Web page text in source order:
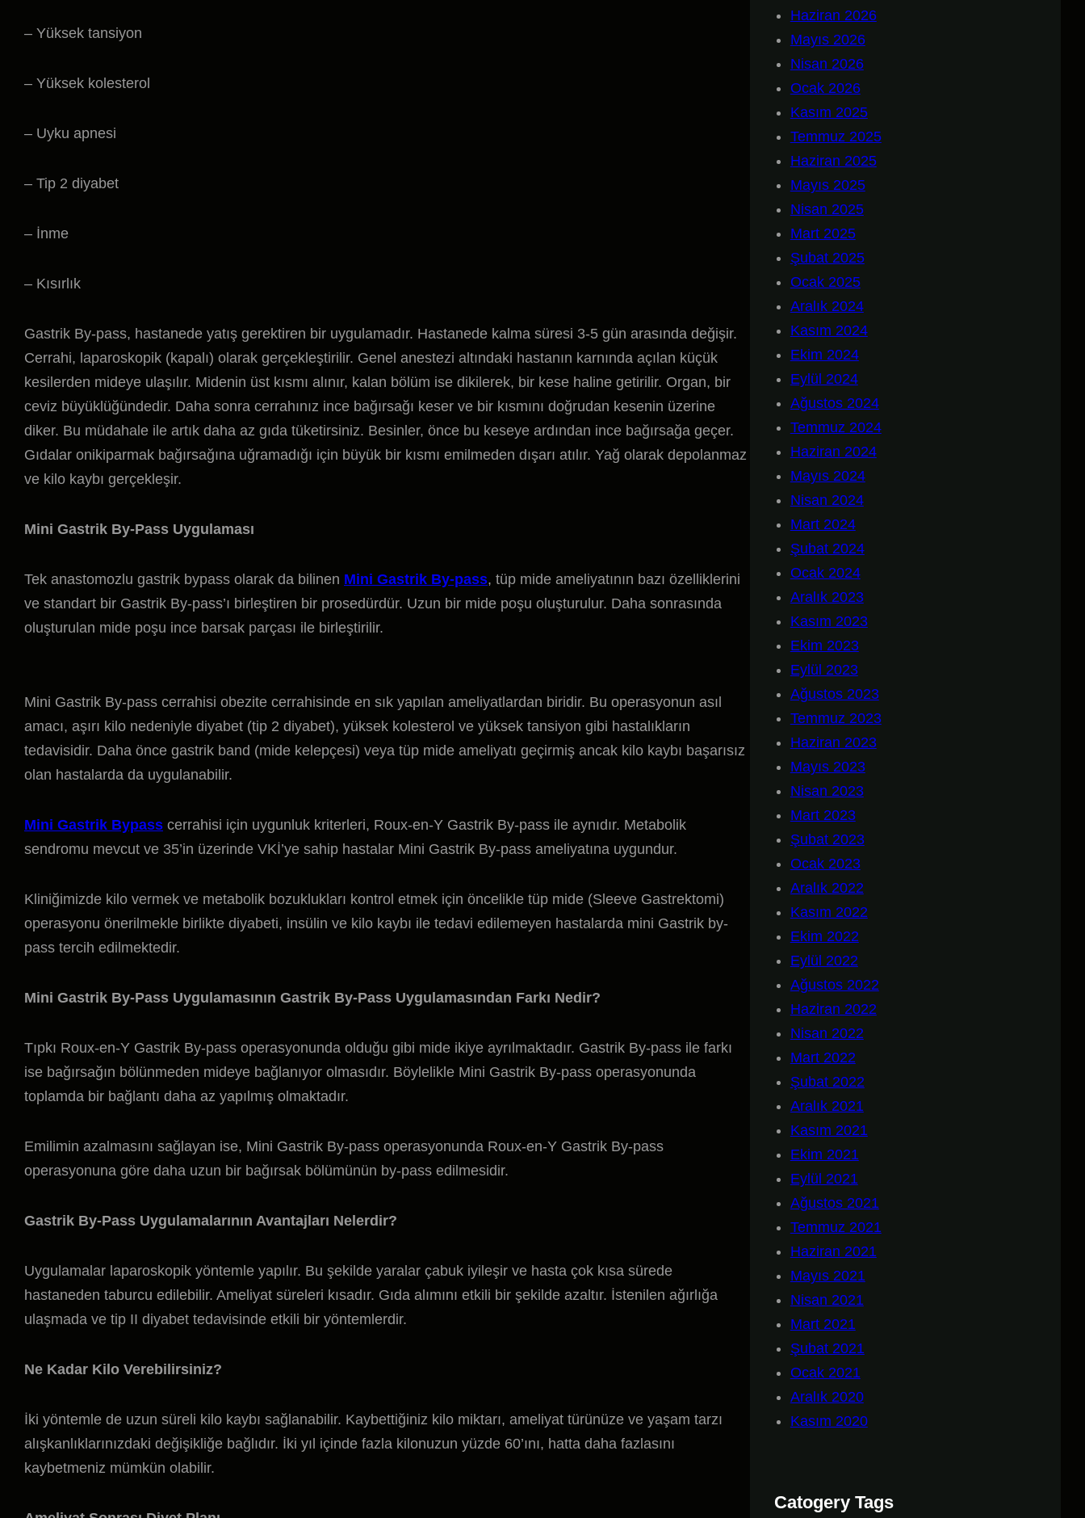
– Yüksek tansiyon
– Yüksek kolesterol
– Uyku apnesi
– Tip 2 diyabet
– İnme
– Kısırlık
Gastrik By-pass, hastanede yatış gerektiren bir uygulamadır. Hastanede kalma süresi 3-5 gün arasında değişir.
Cerrahi, laparoskopik (kapalı) olarak gerçekleştirilir. Genel anestezi altındaki hastanın karnında açılan küçük
kesilerden mideye ulaşılır. Midenin üst kısmı alınır, kalan bölüm ise dikilerek, bir kese haline getirilir. Organ, bir
ceviz büyüklüğündedir. Daha sonra cerrahınız ince bağırsağı keser ve bir kısmını doğrudan kesenin üzerine
diker. Bu müdahale ile artık daha az gıda tüketirsiniz. Besinler, önce bu keseye ardından ince bağırsağa geçer.
Gıdalar onikiparmak bağırsağına uğramadığı için büyük bir kısmı emilmeden dışarı atılır. Yağ olarak depolanmaz
ve kilo kaybı gerçekleşir.
Mini Gastrik By-Pass Uygulaması
Tek anastomozlu gastrik bypass olarak da bilinen Mini Gastrik By-pass, tüp mide ameliyatının bazı özelliklerini
ve standart bir Gastrik By-pass’ı birleştiren bir prosedürdür. Uzun bir mide poşu oluşturulur. Daha sonrasında
oluşturulan mide poşu ince barsak parçası ile birleştirilir.
Mini Gastrik By-pass cerrahisi obezite cerrahisinde en sık yapılan ameliyatlardan biridir. Bu operasyonun asıl
amacı, aşırı kilo nedeniyle diyabet (tip 2 diyabet), yüksek kolesterol ve yüksek tansiyon gibi hastalıkların
tedavisidir. Daha önce gastrik band (mide kelepçesi) veya tüp mide ameliyatı geçirmiş ancak kilo kaybı başarısız
olan hastalarda da uygulanabilir.
Mini Gastrik Bypass cerrahisi için uygunluk kriterleri, Roux-en-Y Gastrik By-pass ile aynıdır. Metabolik
sendromu mevcut ve 35’in üzerinde VKİ’ye sahip hastalar Mini Gastrik By-pass ameliyatına uygundur.
Kliniğimizde kilo vermek ve metabolik bozuklukları kontrol etmek için öncelikle tüp mide (Sleeve Gastrektomi)
operasyonu önerilmekle birlikte diyabeti, insülin ve kilo kaybı ile tedavi edilemeyen hastalarda mini Gastrik by-
pass tercih edilmektedir.
Mini Gastrik By-Pass Uygulamasının Gastrik By-Pass Uygulamasından Farkı Nedir?
Tıpkı Roux-en-Y Gastrik By-pass operasyonunda olduğu gibi mide ikiye ayrılmaktadır. Gastrik By-pass ile farkı
ise bağırsağın bölünmeden mideye bağlanıyor olmasıdır. Böylelikle Mini Gastrik By-pass operasyonunda
toplamda bir bağlantı daha az yapılmış olmaktadır.
Emilimin azalmasını sağlayan ise, Mini Gastrik By-pass operasyonunda Roux-en-Y Gastrik By-pass
operasyonuna göre daha uzun bir bağırsak bölümünün by-pass edilmesidir.
Gastrik By-Pass Uygulamalarının Avantajları Nelerdir?
Uygulamalar laparoskopik yöntemle yapılır. Bu şekilde yaralar çabuk iyileşir ve hasta çok kısa sürede
hastaneden taburcu edilebilir. Ameliyat süreleri kısadır. Gıda alımını etkili bir şekilde azaltır. İstenilen ağırlığa
ulaşmada ve tip II diyabet tedavisinde etkili bir yöntemlerdir.
Ne Kadar Kilo Verebilirsiniz?
İki yöntemle de uzun süreli kilo kaybı sağlanabilir. Kaybettiğiniz kilo miktarı, ameliyat türünüze ve yaşam tarzı
alışkanlıklarınızdaki değişikliğe bağlıdır. İki yıl içinde fazla kilonuzun yüzde 60’ını, hatta daha fazlasını
kaybetmeniz mümkün olabilir.
Haziran 2026
Mayıs 2026
Nisan 2026
Ocak 2026
Kasım 2025
Temmuz 2025
Haziran 2025
Mayıs 2025
Nisan 2025
Mart 2025
Şubat 2025
Ocak 2025
Aralık 2024
Kasım 2024
Ekim 2024
Eylül 2024
Ağustos 2024
Temmuz 2024
Haziran 2024
Mayıs 2024
Nisan 2024
Mart 2024
Şubat 2024
Ocak 2024
Aralık 2023
Kasım 2023
Ekim 2023
Eylül 2023
Ağustos 2023
Temmuz 2023
Haziran 2023
Mayıs 2023
Nisan 2023
Mart 2023
Şubat 2023
Ocak 2023
Aralık 2022
Kasım 2022
Ekim 2022
Eylül 2022
Ağustos 2022
Haziran 2022
Nisan 2022
Mart 2022
Şubat 2022
Aralık 2021
Kasım 2021
Ekim 2021
Eylül 2021
Ağustos 2021
Temmuz 2021
Haziran 2021
Mayıs 2021
Nisan 2021
Mart 2021
Şubat 2021
Ocak 2021
Aralık 2020
Kasım 2020
Catogery Tags